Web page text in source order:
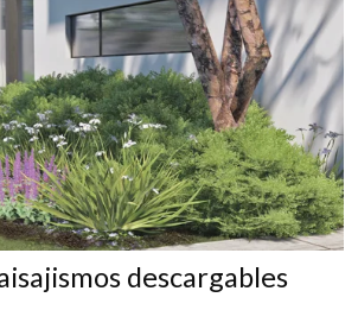
descargables